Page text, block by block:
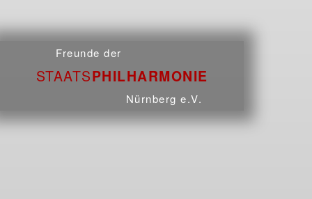
Freunde der
STAATSPHILHARMONIE
Nürnberg e.V.